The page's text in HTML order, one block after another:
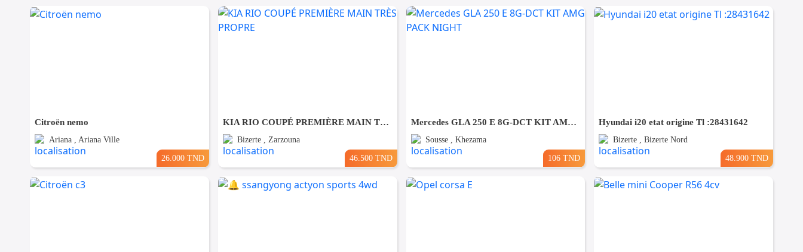
Citroën nemo
Ariana , Ariana Ville
26.000 TND
KIA RIO COUPÉ PREMIÈRE MAIN TRÈS PROPRE
Bizerte , Zarzouna
46.500 TND
Mercedes GLA 250 E 8G-DCT KIT AMG PACK NIGHT
Sousse , Khezama
106 TND
Hyundai i20 etat origine Tl :28431642
Bizerte , Bizerte Nord
48.900 TND